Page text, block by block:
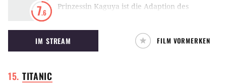
7.6
Prinzessin Kaguya ist die Adaption des
(Die Geschichte des Bambussammlers) durch
das japanische Zeichentrickstudio Ghibli.
IM STREAM FILM VORMERKEN
TITANIC